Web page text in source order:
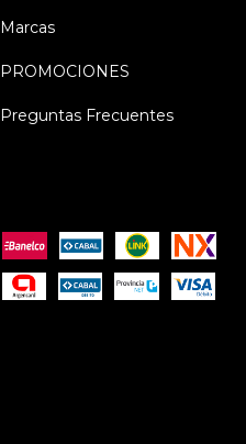
Marcas
PROMOCIONES
Preguntas Frecuentes